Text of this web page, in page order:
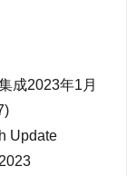
成2023年1月
Update